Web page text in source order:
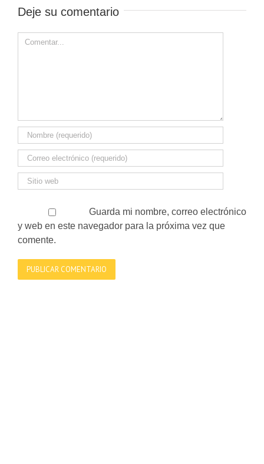
Deje su comentario
Comment
Guarda mi nombre, correo electrónico
y web en este navegador para la próxima vez que
comente.